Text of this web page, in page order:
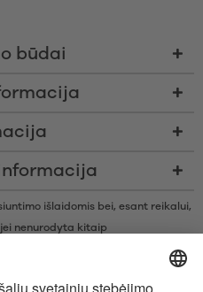
būdai
išlaidomis bei, esant reikalui,
nenurodyta kitaip
logotipai yra registruoti „Bluetooth
tokių prekių ženklų naudojimas